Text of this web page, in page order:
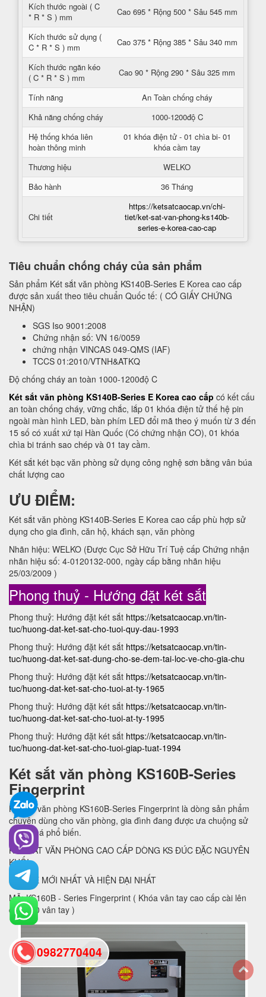
Kích thước ngoài ( C
* R * S ) mm
Cao 695 * Rộng 500 * Sâu 545 mm
Kích thước sử dụng (
C * R * S ) mm
Cao 375 * Rộng 385 * Sâu 340 mm
Kích thước ngăn kéo
( C * R * S ) mm
Cao 90 * Rộng 290 * Sâu 325 mm
Tính năng
An Toàn chống cháy
Khả năng chống cháy
1000-1200độ C
Hệ thống khóa liên
hoàn thông minh
01 khóa điện tử - 01 chìa bi- 01
khóa cầm tay
Thương hiệu
WELKO
Bảo hành
36 Tháng
Chi tiết
https://ketsatcaocap.vn/chi-
tiet/ket-sat-van-phong-ks140b-
series-e-korea-cao-cap
Tiêu chuẩn chống cháy của sản phẩm
Sản phẩm Két sắt văn phòng KS140B-Series E Korea cao cấp
được sản xuất theo tiêu chuẩn Quốc tế: ( CÓ GIẤY CHỨNG
NHẬN)
SGS Iso 9001:2008
Chứng nhận số: VN 16/0059
chứng nhận VINCAS 049-QMS (IAF)
TCCS 01:2010/VTNH&ATKQ
Độ chống cháy an toàn 1000-1200độ C
Két sắt văn phòng KS140B-Series E Korea cao cấp có kết cấu
an toàn chống cháy, vững chắc, lắp 01 khóa điện tử thế hệ pin
ngoài màn hình LED, bàn phím LED đổi mã theo ý muốn từ 3 đến
15 số có xuất xứ tại Hàn Quốc (Có chứng nhận CO), 01 khóa
chìa bi tránh sao chép và 01 tay cầm.
Két sắt két bạc văn phòng sử dụng công nghệ sơn bằng vân búa
chất lượng cao
ƯU ĐIỂM:
Két sắt văn phòng KS140B-Series E Korea cao cấp phù hợp sử
dụng cho gia đình, căn hộ, khách sạn, văn phòng
Nhãn hiệu: WELKO (Được Cục Sở Hữu Trí Tuệ cấp Chứng nhận
nhãn hiệu số: 4-0120132-000, ngày cấp bằng nhãn hiệu
25/03/2009 )
Phong thuỷ - Hướng đặt két sắt
Phong thuỷ: Hướng đặt két sắt https://ketsatcaocap.vn/tin-
tuc/huong-dat-ket-sat-cho-tuoi-quy-dau-1993
Phong thuỷ: Hướng đặt két sắt https://ketsatcaocap.vn/tin-
tuc/huong-dat-ket-sat-dung-cho-se-dem-tai-loc-ve-cho-gia-chu
Phong thuỷ: Hướng đặt két sắt https://ketsatcaocap.vn/tin-
tuc/huong-dat-ket-sat-cho-tuoi-at-ty-1965
Phong thuỷ: Hướng đặt két sắt https://ketsatcaocap.vn/tin-
tuc/huong-dat-ket-sat-cho-tuoi-at-ty-1995
Phong thuỷ: Hướng đặt két sắt https://ketsatcaocap.vn/tin-
tuc/huong-dat-ket-sat-cho-tuoi-giap-tuat-1994
Két sắt văn phòng KS160B-Series
Fingerprint
Két sắt văn phòng KS160B-Series Fingerprint là dòng sản phẩm
chuyên dùng cho văn phòng, gia đình đang được ưa chuộng sử
dụng khá phổ biến.
KÉT SẮT VĂN PHÒNG CAO CẤP DÒNG KS ĐÚC ĐẶC NGUYÊN
KHỐI
THẾ HỆ MỚI NHẤT VÀ HIỆN ĐẠI NHẤT
MÃ: KS160B - Series Fingerprint ( Khóa vân tay cao cấp cài lên
đến 100 vân tay )
0982770404